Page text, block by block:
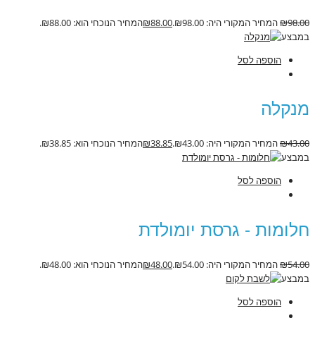
₪98.00 המחיר המקורי היה: ₪98.00. ₪88.00
המחיר הנוכחי הוא: ₪88.00.
במבצע
הוספה לסל
מנקלה
₪43.00 המחיר המקורי היה: ₪43.00. ₪38.85
המחיר הנוכחי הוא: ₪38.85.
במבצע
הוספה לסל
חלומות - גרסת יומולדת
₪54.00 המחיר המקורי היה: ₪54.00. ₪48.00
המחיר הנוכחי הוא: ₪48.00.
במבצע
הוספה לסל